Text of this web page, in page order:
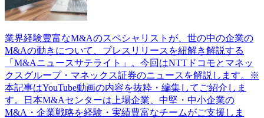
業界経験豊富なM&Aのスペシャリストが、世の中の企業の
M&Aの動きについて、プレスリリースを紐解き解説する
「M&Aニュースサテライト」。今回はNTTドコモとマネッ
クスグループ・マネックス証券のニュースを解説します。※
本記事はYouTube動画の内容を抜粋・編集してご紹介しま
す。日本M&Aセンターは上場企業、中堅・中小企業の
M&A・企業戦略を経験・実績豊富なチームがご支援しま